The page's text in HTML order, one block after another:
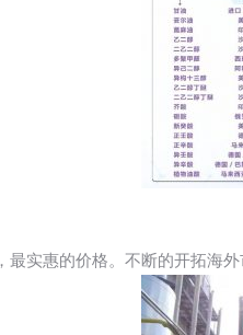
实惠的价格。不断的开拓海